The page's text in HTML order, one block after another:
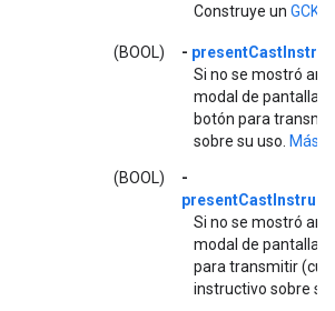
Construye un
(BOOL) -
Si no se mostró
modal de pantalla
botón para
sobre su uso. Más...
(BOOL)
-
Si no se mostró
modal de pantalla
para transmitir
instructivo sobre su